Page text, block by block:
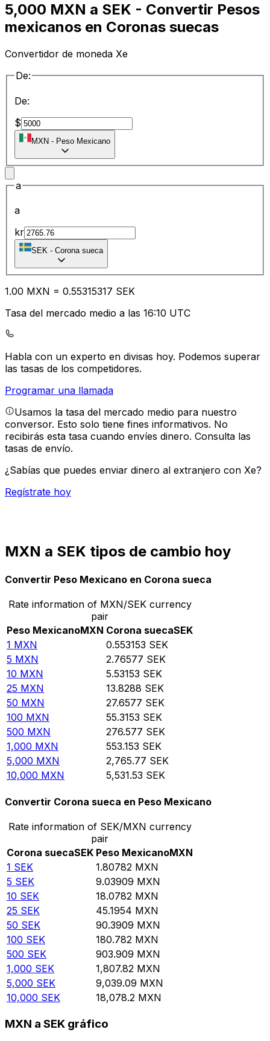
5,000 MXN a SEK - Convertir Pesos
mexicanos en Coronas suecas
Convertidor de moneda Xe
De:
De:
$
MXN - Peso Mexicano
a
a
kr
SEK - Corona sueca
1.00 MXN = 0.55315317 SEK
Tasa del mercado medio a las 16:10 UTC
Habla con un experto en divisas hoy. Podemos superar
las tasas de los competidores.
Programar una llamada
Usamos la tasa del mercado medio para nuestro
conversor. Esto solo tiene fines informativos. No
recibirás esta tasa cuando envíes dinero. Consulta las
tasas de envío.
¿Sabías que puedes enviar dinero al extranjero con Xe?
Regístrate hoy
MXN a SEK tipos de cambio hoy
Convertir Peso Mexicano en Corona sueca
Rate information of MXN/SEK currency
pair
Peso MexicanoMXN Corona suecaSEK
1 MXN 0.553153 SEK
5 MXN 2.76577 SEK
10 MXN 5.53153 SEK
25 MXN 13.8288 SEK
50 MXN 27.6577 SEK
100 MXN 55.3153 SEK
500 MXN 276.577 SEK
1,000 MXN 553.153 SEK
5,000 MXN 2,765.77 SEK
10,000 MXN 5,531.53 SEK
Convertir Corona sueca en Peso Mexicano
Rate information of SEK/MXN currency
pair
Corona suecaSEK Peso MexicanoMXN
1 SEK 1.80782 MXN
5 SEK 9.03909 MXN
10 SEK 18.0782 MXN
25 SEK 45.1954 MXN
50 SEK 90.3909 MXN
100 SEK 180.782 MXN
500 SEK 903.909 MXN
1,000 SEK 1,807.82 MXN
5,000 SEK 9,039.09 MXN
10,000 SEK 18,078.2 MXN
MXN a SEK gráfico